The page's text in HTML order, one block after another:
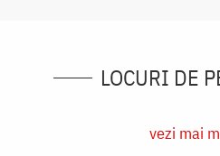
LOCURI DE
vezi mai